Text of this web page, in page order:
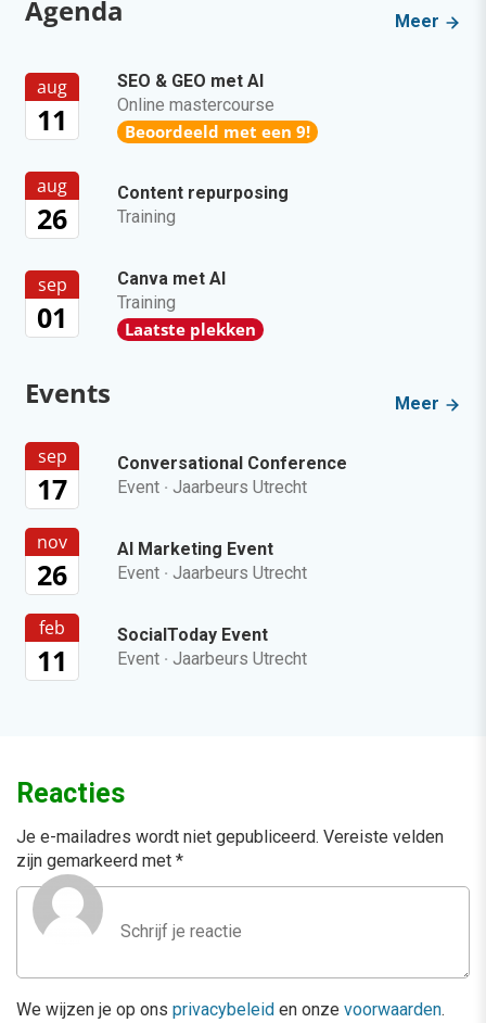
Agenda Meer
aug
11
SEO & GEO met AI
Online mastercourse
Beoordeeld met een 9!
aug
26
Content repurposing
Training
sep
01
Canva met AI
Training
Laatste plekken
Events Meer
sep
17
Conversational Conference
Event · Jaarbeurs Utrecht
nov
26
AI Marketing Event
Event · Jaarbeurs Utrecht
feb
11
SocialToday Event
Event · Jaarbeurs Utrecht
Reacties
Je e-mailadres wordt niet gepubliceerd. Vereiste velden
zijn gemarkeerd met *
We wijzen je op ons privacybeleid en onze voorwaarden.